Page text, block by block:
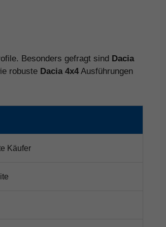
Besonders gefragt sind Dacia
robuste Dacia 4x4Ausführungen
Käufer